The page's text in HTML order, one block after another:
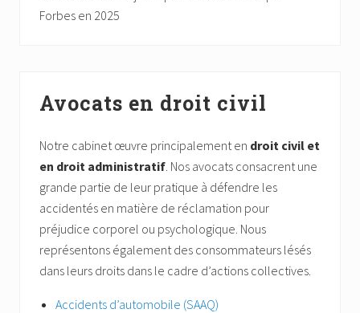
Forbes en 2025
Avocats en droit civil
Notre cabinet œuvre principalement en droit civil et
en droit administratif . Nos avocats consacrent une
grande partie de leur pratique à défendre les
accidentés en matière de réclamation pour
préjudice corporel ou psychologique. Nous
représentons également des consommateurs lésés
dans leurs droits dans le cadre d’actions collectives.
Accidents d’automobile (SAAQ)